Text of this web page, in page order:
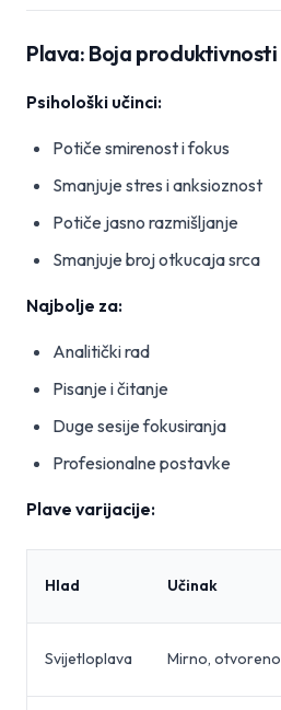
Plava: Boja produktivnosti
Psihološki učinci:
Potiče smirenost i fokus
Smanjuje stres i anksioznost
Potiče jasno razmišljanje
Smanjuje broj otkucaja srca
Najbolje za:
Analitički rad
Pisanje i čitanje
Duge sesije fokusiranja
Profesionalne postavke
Plave varijacije:
Hlad Učinak
Svijetloplava Mirno, otvoreno